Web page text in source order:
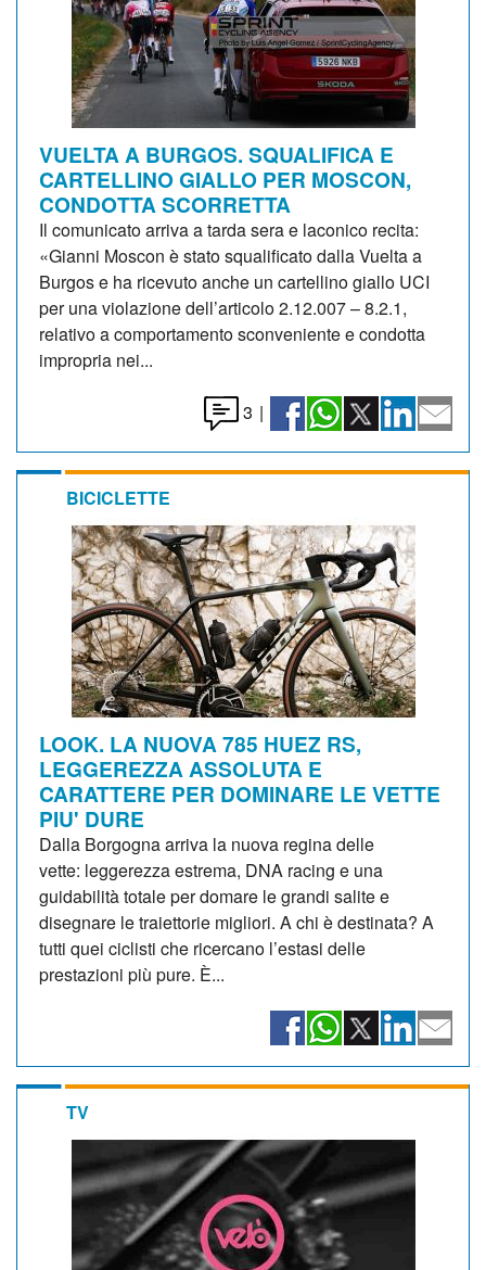
VUELTA A BURGOS. SQUALIFICA E
CARTELLINO GIALLO PER MOSCON,
CONDOTTA SCORRETTA
Il comunicato arriva a tarda sera e laconico recita:
«Gianni Moscon è stato squalificato dalla Vuelta a
Burgos e ha ricevuto anche un cartellino giallo UCI
per una violazione dell’articolo 2.12.007 – 8.2.1,
relativo a comportamento sconveniente e condotta
impropria nei...
3 |
BICICLETTE
LOOK. LA NUOVA 785 HUEZ RS,
LEGGEREZZA ASSOLUTA E
CARATTERE PER DOMINARE LE VETTE
PIU' DURE
Dalla Borgogna arriva la nuova regina delle
vette: leggerezza estrema, DNA racing e una
guidabilità totale per domare le grandi salite e
disegnare le traiettorie migliori. A chi è destinata? A
tutti quei ciclisti che ricercano l’estasi delle
prestazioni più pure. È...
TV